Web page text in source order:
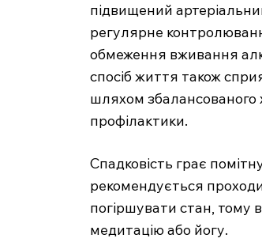
підвищений
регулярне
обмеження вживання
спосіб життя також
шляхом збалансованого
профілактики.
Спадковість грає
рекомендується
погіршувати стан, тому
медитацію або йогу.